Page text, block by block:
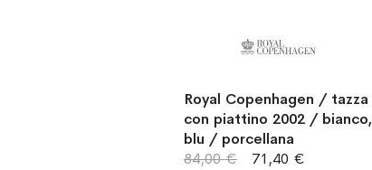
Royal Copenhagen / tazza
con piattino 2002 / bianco,
blu / porcellana
71,40 €
84,00 €